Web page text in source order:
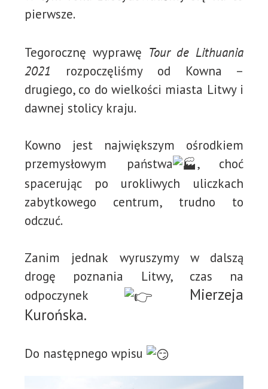
pierwsze.
Tegorocznę wyprawę Tour de Lithuania
2021 rozpoczęliśmy od Kowna –
drugiego, co do wielkości miasta Litwy i
dawnej stolicy kraju.
Kowno jest największym ośrodkiem
przemysłowym państwa
, choć
spacerując po urokliwych uliczkach
zabytkowego centrum, trudno to
odczuć.
Zanim jednak wyruszymy w dalszą
drogę poznania Litwy, czas na
odpoczynek
Mierzeja
Kurońska.
Do następnego wpisu